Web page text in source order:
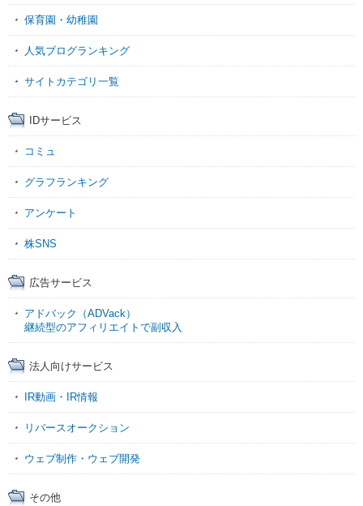
保育園・幼稚園
人気ブログランキング
サイトカテゴリ一覧
IDサービス
コミュ
グラフランキング
アンケート
株SNS
広告サービス
アドバック（ADVack）
継続型のアフィリエイトで副収入
法人向けサービス
IR動画・IR情報
リバースオークション
ウェブ制作・ウェブ開発
その他